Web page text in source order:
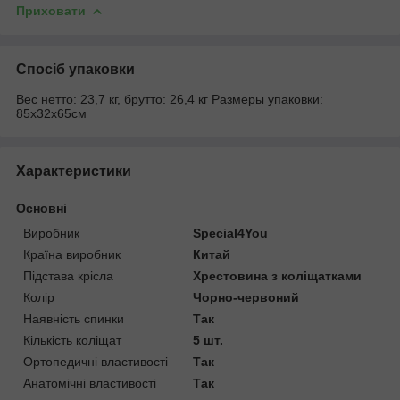
Приховати
Спосіб упаковки
Вес нетто: 23,7 кг, брутто: 26,4 кг Размеры упаковки:
85х32х65см
Характеристики
Основні
Виробник
Special4You
Країна виробник
Китай
Підстава крісла
Хрестовина з коліщатками
Колір
Чорно-червоний
Наявність спинки
Так
Кількість коліщат
5 шт.
Ортопедичні властивості
Так
Анатомічні властивості
Так